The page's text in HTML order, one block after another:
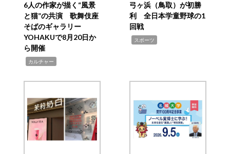
6人の作家が描く“風景
と猫”の共演 歌舞伎座
そばのギャラリー
YOHAKUで8月20日か
ら開催
カルチャー
弓ヶ浜（鳥取）が初勝
利 全日本学童野球の1
回戦
スポーツ